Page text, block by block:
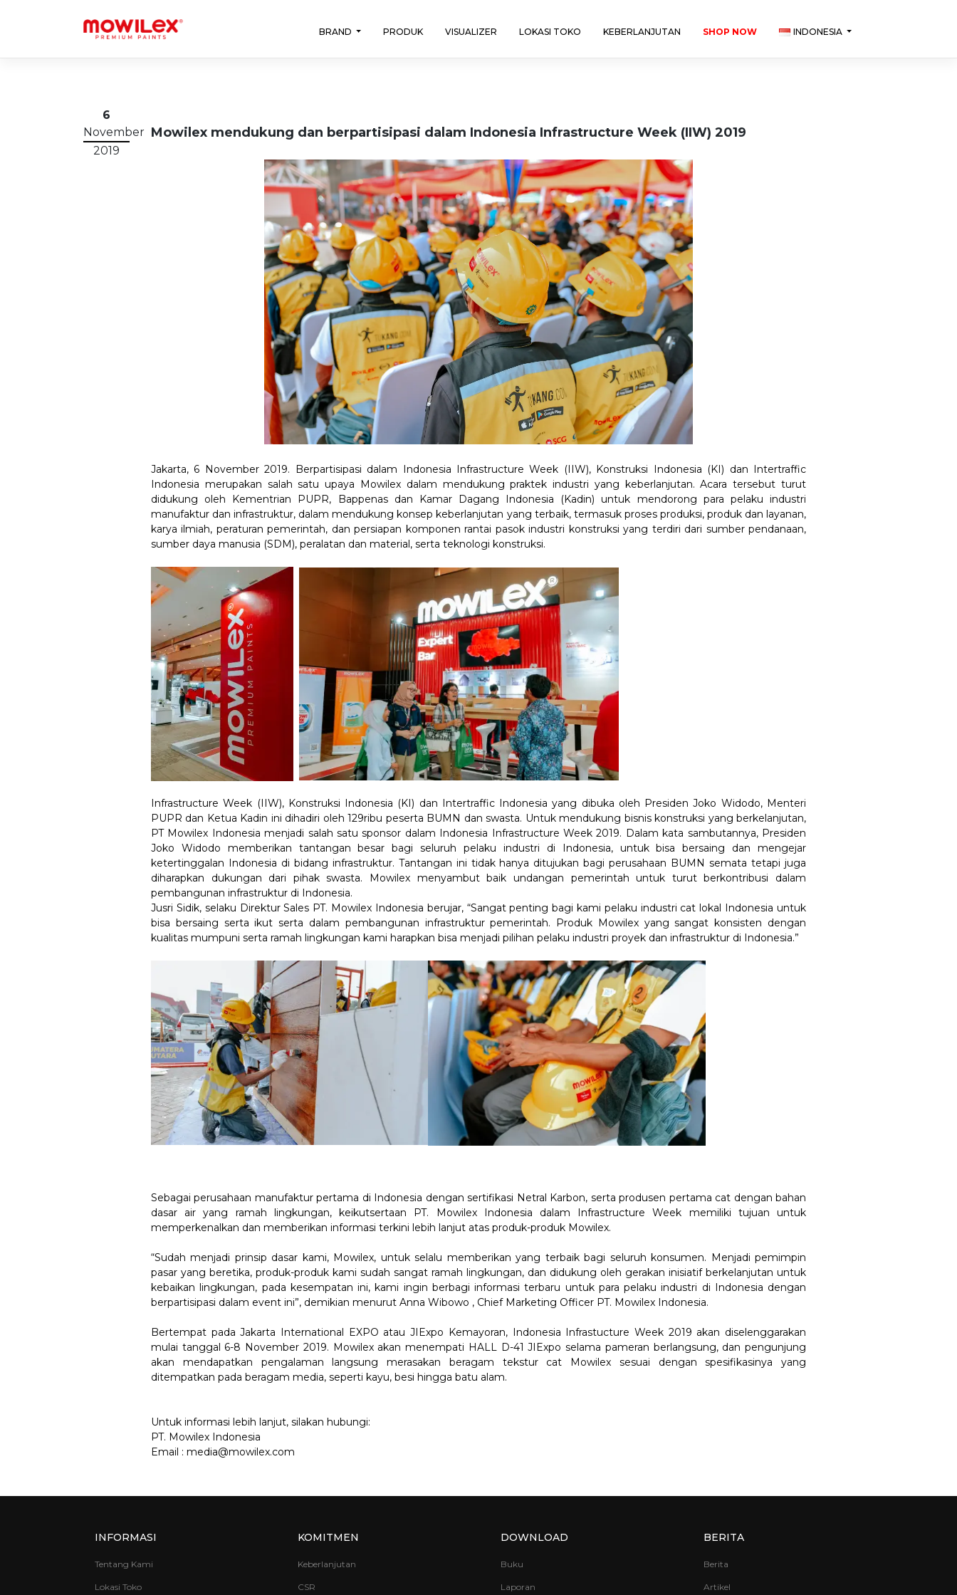
BRAND PRODUK VISUALIZER LOKASI TOKO KEBERLANJUTAN SHOP NOW INDONESIA
6
November
2019
Mowilex mendukung dan berpartisipasi dalam Indonesia Infrastructure Week (IIW) 2019
Jakarta, 6 November 2019. Berpartisipasi dalam Indonesia Infrastructure Week (IIW), Konstruksi Indonesia (KI) dan Intertraffic
Indonesia merupakan salah satu upaya Mowilex dalam mendukung praktek industri yang keberlanjutan. Acara tersebut turut
didukung oleh Kementrian PUPR, Bappenas dan Kamar Dagang Indonesia (Kadin) untuk mendorong para pelaku industri
manufaktur dan infrastruktur, dalam mendukung konsep keberlanjutan yang terbaik, termasuk proses produksi, produk dan layanan,
karya ilmiah, peraturan pemerintah, dan persiapan komponen rantai pasok industri konstruksi yang terdiri dari sumber pendanaan,
sumber daya manusia (SDM), peralatan dan material, serta teknologi konstruksi.
Infrastructure Week (IIW), Konstruksi Indonesia (KI) dan Intertraffic Indonesia yang dibuka oleh Presiden Joko Widodo, Menteri
PUPR dan Ketua Kadin ini dihadiri oleh 129ribu peserta BUMN dan swasta. Untuk mendukung bisnis konstruksi yang berkelanjutan,
PT Mowilex Indonesia menjadi salah satu sponsor dalam Indonesia Infrastructure Week 2019. Dalam kata sambutannya, Presiden
Joko Widodo memberikan tantangan besar bagi seluruh pelaku industri di Indonesia, untuk bisa bersaing dan mengejar
ketertinggalan Indonesia di bidang infrastruktur. Tantangan ini tidak hanya ditujukan bagi perusahaan BUMN semata tetapi juga
diharapkan dukungan dari pihak swasta. Mowilex menyambut baik undangan pemerintah untuk turut berkontribusi dalam
pembangunan infrastruktur di Indonesia.
Jusri Sidik, selaku Direktur Sales PT. Mowilex Indonesia berujar, “Sangat penting bagi kami pelaku industri cat lokal Indonesia untuk
bisa bersaing serta ikut serta dalam pembangunan infrastruktur pemerintah. Produk Mowilex yang sangat konsisten dengan
kualitas mumpuni serta ramah lingkungan kami harapkan bisa menjadi pilihan pelaku industri proyek dan infrastruktur di Indonesia.”
Sebagai perusahaan manufaktur pertama di Indonesia dengan sertifikasi Netral Karbon, serta produsen pertama cat dengan bahan
dasar air yang ramah lingkungan, keikutsertaan PT. Mowilex Indonesia dalam Infrastructure Week memiliki tujuan untuk
memperkenalkan dan memberikan informasi terkini lebih lanjut atas produk-produk Mowilex.
“Sudah menjadi prinsip dasar kami, Mowilex, untuk selalu memberikan yang terbaik bagi seluruh konsumen. Menjadi pemimpin
pasar yang beretika, produk-produk kami sudah sangat ramah lingkungan, dan didukung oleh gerakan inisiatif berkelanjutan untuk
kebaikan lingkungan, pada kesempatan ini, kami ingin berbagi informasi terbaru untuk para pelaku industri di Indonesia dengan
berpartisipasi dalam event ini”, demikian menurut Anna Wibowo , Chief Marketing Officer PT. Mowilex Indonesia.
Bertempat pada Jakarta International EXPO atau JIExpo Kemayoran, Indonesia Infrastucture Week 2019 akan diselenggarakan
mulai tanggal 6-8 November 2019. Mowilex akan menempati HALL D-41 JIExpo selama pameran berlangsung, dan pengunjung
akan mendapatkan pengalaman langsung merasakan beragam tekstur cat Mowilex sesuai dengan spesifikasinya yang
ditempatkan pada beragam media, seperti kayu, besi hingga batu alam.
Untuk informasi lebih lanjut, silakan hubungi:
PT. Mowilex Indonesia
Email : media@mowilex.com
INFORMASI
Tentang Kami
Lokasi Toko
KOMITMEN
Keberlanjutan
CSR
DOWNLOAD
Buku
Laporan
BERITA
Berita
Artikel